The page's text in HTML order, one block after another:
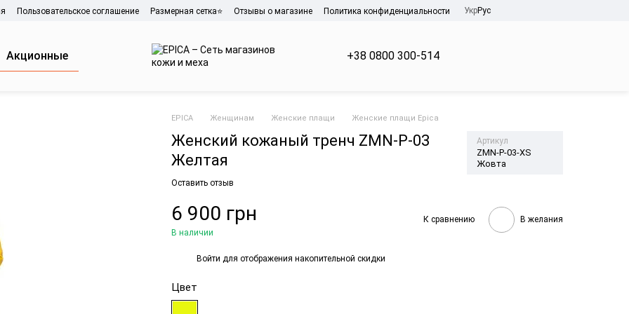
Пользовательское соглашение Размерная сетка⭐ Отзывы о магазине Политика конфиденциальности УкрРус
Акционные +38 0800 300-514
EPICA Женщинам Женские плащи Женские плащи Epica
Женский кожаный тренч ZMN-P-03
Желтая
Артикул
ZMN-P-03-XS
Жовта
Оставить отзыв
6 900 грн
В наличии
К сравнению В желания
Войти для отображения накопительной скидки
Цвет